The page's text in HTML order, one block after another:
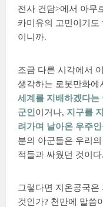
전사 건담>에서 아무
카미유의 고민이기도
이니까.
조금 다른 시각에서
생각하는 로봇만화에
세계를 지배하겠다는
군인 이거나, 지구를
려가며 날아온 우주
분의 아군들은 우리의
적들과 싸웠던 것이다.
그렇다면 지온공국은
것인가? 천만에 말씀